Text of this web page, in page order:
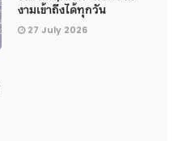
งามเข้าถึงได้ทุกวัน
27 July 2026